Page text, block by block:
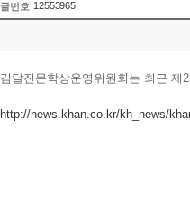
글번호 12553965
김달진문학상운영위원회는 최근 제
http://news.khan.co.kr/kh_news/